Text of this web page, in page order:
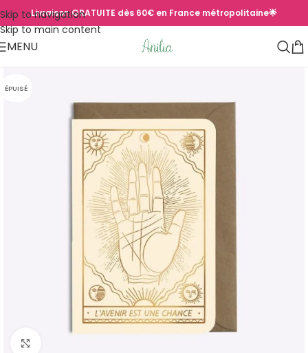
Skip to navigation
Skip to main content
Livraison GRATUITE dès 60€ en France métropolitaine🌟
MENU
ÉPUISÉ